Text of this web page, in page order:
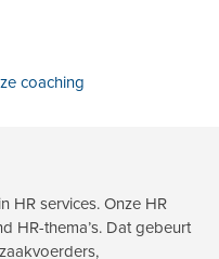
coaching
HR services. Onze HR
HR-thema’s. Dat gebeurt